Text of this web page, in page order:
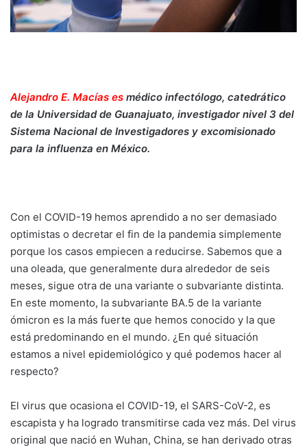
Alejandro E. Macías es médico infectólogo, catedrático
de la Universidad de Guanajuato, investigador nivel 3 del
Sistema Nacional de Investigadores y excomisionado
para la influenza en México.
Con el COVID-19 hemos aprendido a no ser demasiado
optimistas o decretar el fin de la pandemia simplemente
porque los casos empiecen a reducirse. Sabemos que a
una oleada, que generalmente dura alrededor de seis
meses, sigue otra de una variante o subvariante distinta.
En este momento, la subvariante BA.5 de la variante
ómicron es la más fuerte que hemos conocido y la que
está predominando en el mundo. ¿En qué situación
estamos a nivel epidemiológico y qué podemos hacer al
respecto?
El virus que ocasiona el COVID-19, el SARS-CoV-2, es
escapista y ha logrado transmitirse cada vez más. Del virus
original que nació en Wuhan, China, se han derivado otras